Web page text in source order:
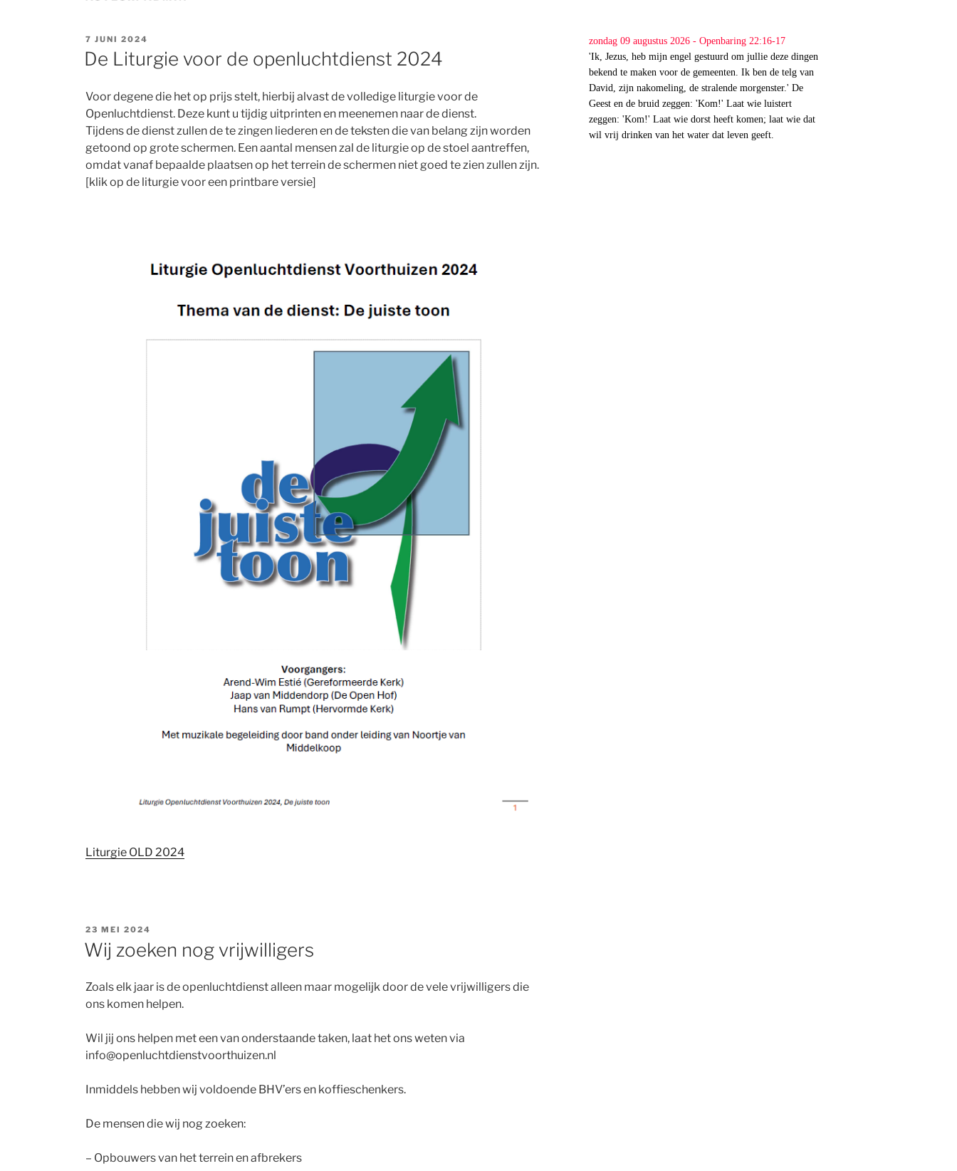
GEPLAATST
OP
7 JUNI 2024
De Liturgie voor de openluchtdienst 2024
Voor degene die het op prijs stelt, hierbij alvast de volledige liturgie voor de
Openluchtdienst. Deze kunt u tijdig uitprinten en meenemen naar de dienst.
Tijdens de dienst zullen de te zingen liederen en de teksten die van belang zijn worden
getoond op grote schermen. Een aantal mensen zal de liturgie op de stoel aantreffen,
omdat vanaf bepaalde plaatsen op het terrein de schermen niet goed te zien zullen zijn.
[klik op de liturgie voor een printbare versie]
Liturgie OLD 2024
GEPLAATST
OP
23 MEI 2024
Wij zoeken nog vrijwilligers
Zoals elk jaar is de openluchtdienst alleen maar mogelijk door de vele vrijwilligers die
ons komen helpen.
Wil jij ons helpen met een van onderstaande taken, laat het ons weten via
info@openluchtdienstvoorthuizen.nl
Inmiddels hebben wij voldoende BHV’ers en koffieschenkers.
De mensen die wij nog zoeken:
– Opbouwers van het terrein en afbrekers
zondag 09 augustus 2026 - Openbaring 22:16-17
'Ik, Jezus, heb mijn engel gestuurd om jullie deze dingen
bekend te maken voor de gemeenten. Ik ben de telg van
David, zijn nakomeling, de stralende morgenster.' De
Geest en de bruid zeggen: 'Kom!' Laat wie luistert
zeggen: 'Kom!' Laat wie dorst heeft komen; laat wie dat
wil vrij drinken van het water dat leven geeft.